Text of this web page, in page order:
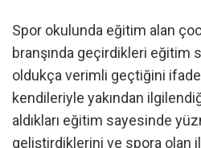
Spor okulunda eğitim alan
branşında geçirdikleri eğitim
oldukça verimli geçtiğini
kendileriyle yakından
aldıkları eğitim sayesinde
geliştirdiklerini ve spora olan